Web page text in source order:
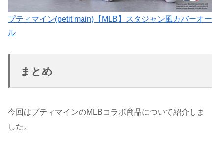
プティマイン(petit main)【MLB】スタジャン風カバーオー
ル
まとめ
今回はプティマインのMLBコラボ商品について紹介しま
した。